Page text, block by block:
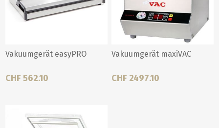
Vakuumgerät easyPRO
CHF 562.10
Vakuumgerät maxiVAC
CHF 2497.10